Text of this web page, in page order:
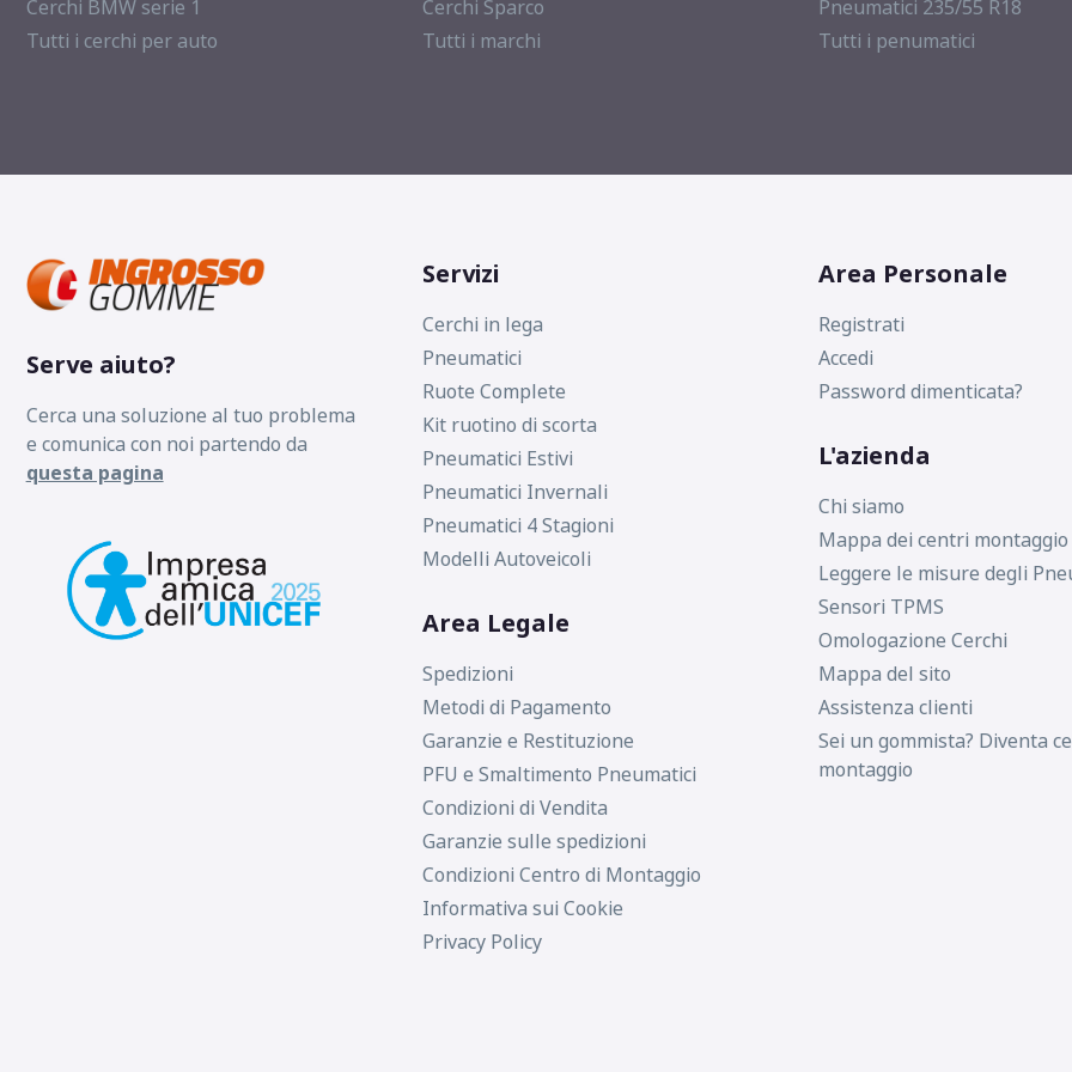
225/50 R17 98Y FP XL
205/40 R17 84Y FP XL
215/55 R17 98Y FP XL
Cerchi BMW serie 1
Tutti i cerchi per auto
Cerchi Sparco
Tutti i marchi
Pneumatici 235/55 R18
Tutti i penumatici
Serve aiuto?
Cerca una soluzione al tuo problema
e comunica con noi partendo da
questa pagina
Servizi
Cerchi in lega
Pneumatici
Ruote Complete
Kit ruotino di scorta
Pneumatici Estivi
Pneumatici Invernali
Pneumatici 4 Stagioni
Modelli Autoveicoli
Area Legale
Spedizioni
Metodi di Pagamento
Garanzie e Restituzione
PFU e Smaltimento Pneumatici
Condizioni di Vendita
Garanzie sulle spedizioni
Condizioni Centro di Montaggio
Informativa sui Cookie
Privacy Policy
Area Personale
Registrati
Accedi
Password dimenticata?
L'azienda
Chi siamo
Mappa dei centri montaggio
Leggere le misure degli
Sensori TPMS
Omologazione Cerchi
Mappa del sito
Assistenza clienti
Sei un gommista? Diventa
montaggio